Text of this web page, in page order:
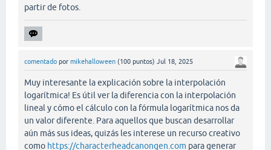
partir de fotos.
comentado por mikehalloween (100 puntos) Jul 18, 2025
Muy interesante la explicación sobre la interpolación
logarítmica! Es útil ver la diferencia con la interpolación
lineal y cómo el cálculo con la fórmula logarítmica nos da
un valor diferente. Para aquellos que buscan desarrollar
aún más sus ideas, quizás les interese un recurso creativo
como https://characterheadcanongen.com para generar